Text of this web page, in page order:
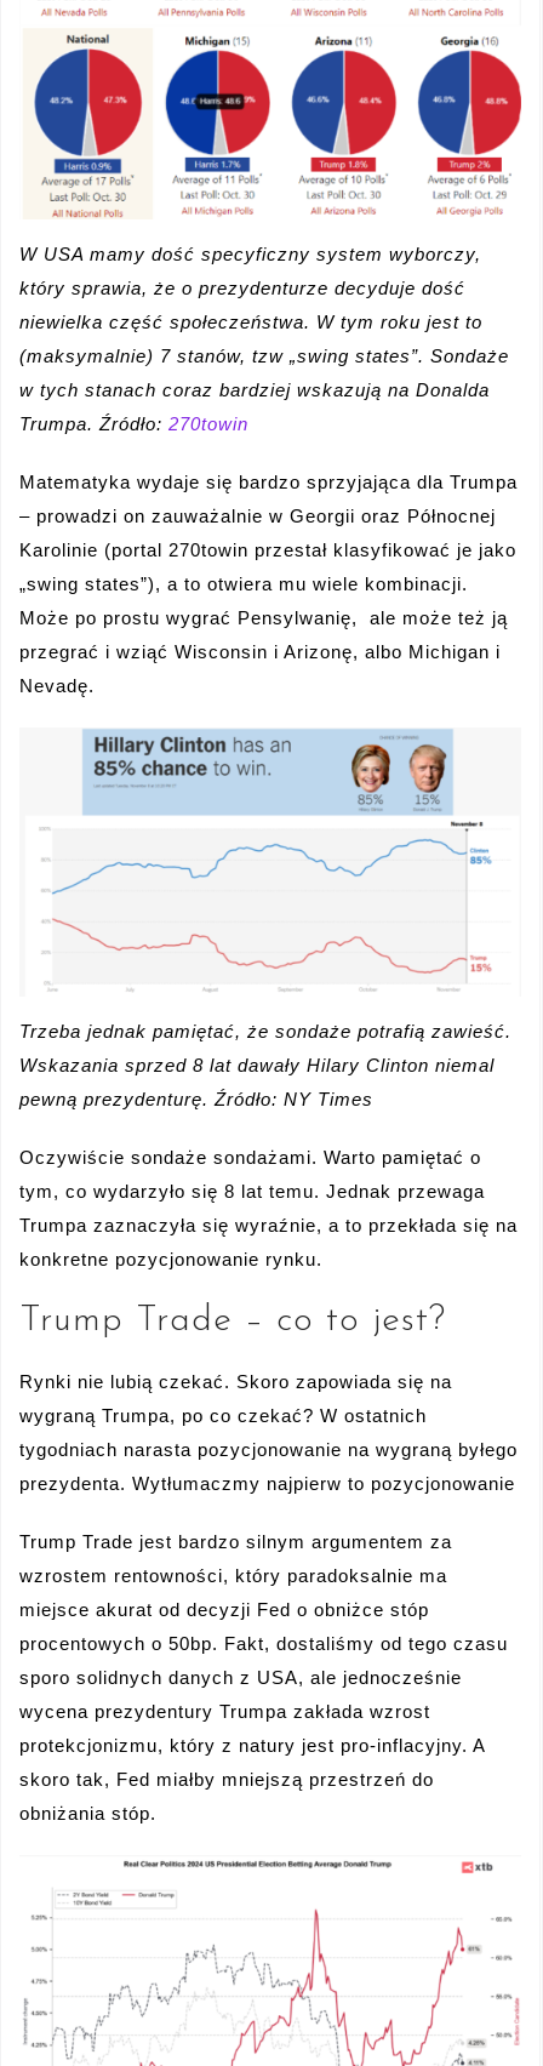
W USA mamy dość specyficzny system wyborczy,
który sprawia, że o prezydenturze decyduje dość
niewielka część społeczeństwa. W tym roku jest to
(maksymalnie) 7 stanów, tzw „swing states”. Sondaże
w tych stanach coraz bardziej wskazują na Donalda
Trumpa. Źródło: 270towin
Matematyka wydaje się bardzo sprzyjająca dla Trumpa
– prowadzi on zauważalnie w Georgii oraz Północnej
Karolinie (portal 270towin przestał klasyfikować je jako
„swing states”), a to otwiera mu wiele kombinacji.
Może po prostu wygrać Pensylwanię, ale może też ją
przegrać i wziąć Wisconsin i Arizonę, albo Michigan i
Nevadę.
Trzeba jednak pamiętać, że sondaże potrafią zawieść.
Wskazania sprzed 8 lat dawały Hilary Clinton niemal
pewną prezydenturę. Źródło: NY Times
Oczywiście sondaże sondażami. Warto pamiętać o
tym, co wydarzyło się 8 lat temu. Jednak przewaga
Trumpa zaznaczyła się wyraźnie, a to przekłada się na
konkretne pozycjonowanie rynku.
Trump Trade – co to jest?
Rynki nie lubią czekać. Skoro zapowiada się na
wygraną Trumpa, po co czekać? W ostatnich
tygodniach narasta pozycjonowanie na wygraną byłego
prezydenta. Wytłumaczmy najpierw to pozycjonowanie
Trump Trade jest bardzo silnym argumentem za
wzrostem rentowności, który paradoksalnie ma
miejsce akurat od decyzji Fed o obniżce stóp
procentowych o 50bp. Fakt, dostaliśmy od tego czasu
sporo solidnych danych z USA, ale jednocześnie
wycena prezydentury Trumpa zakłada wzrost
protekcjonizmu, który z natury jest pro-inflacyjny. A
skoro tak, Fed miałby mniejszą przestrzeń do
obniżania stóp.